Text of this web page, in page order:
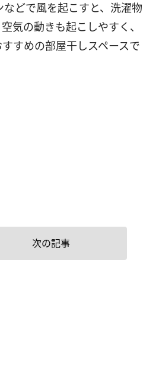
どで風を起こすと、洗濯物
気の動きも起こしやすく、
すめの部屋干しスペースで
次の記事